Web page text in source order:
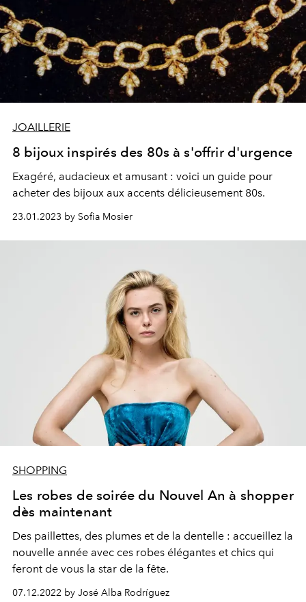
JOAILLERIE
8 bijoux inspirés des 80s à s'offrir d'urgence
Exagéré, audacieux et amusant : voici un guide pour
acheter des bijoux aux accents délicieusement 80s.
23.01.2023 by Sofia Mosier
SHOPPING
Les robes de soirée du Nouvel An à shopper
dès maintenant
Des paillettes, des plumes et de la dentelle : accueillez la
nouvelle année avec ces robes élégantes et chics qui
feront de vous la star de la fête.
07.12.2022 by José Alba Rodríguez